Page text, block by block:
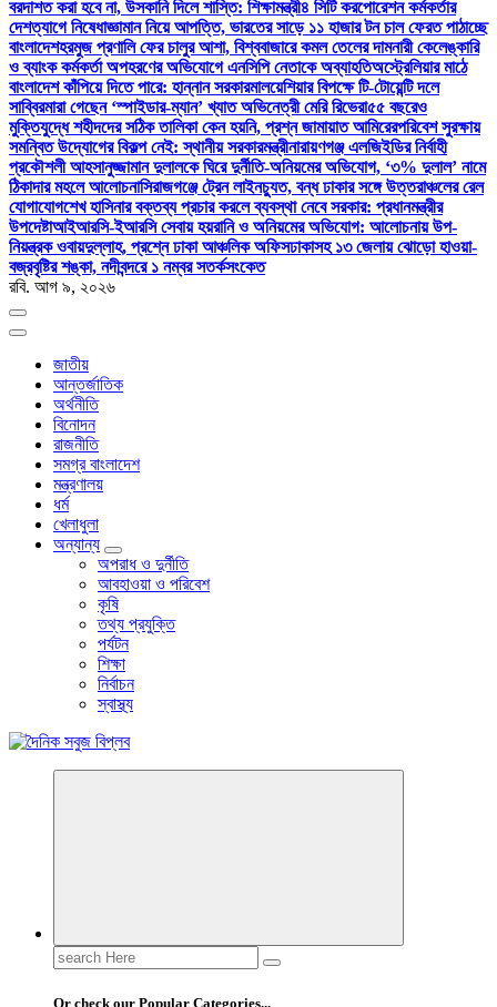
বরদাশত করা হবে না, উসকানি দিলে শাস্তি: শিক্ষামন্ত্রী৪ সিটি করপোরেশন কর্মকর্তার
দেশত্যাগে নিষেধাজ্ঞামান নিয়ে আপত্তি, ভারতের সাড়ে ১১ হাজার টন চাল ফেরত পাঠাচ্ছে
বাংলাদেশহরমুজ প্রণালি ফের চালুর আশা, বিশ্ববাজারে কমল তেলের দামনারী কেলেঙ্কারি
ও ব্যাংক কর্মকর্তা অপহরণের অভিযোগে এনসিপি নেতাকে অব্যাহতিঅস্ট্রেলিয়ার মাঠে
বাংলাদেশ কাঁপিয়ে দিতে পারে: হান্নান সরকারমালয়েশিয়ার বিপক্ষে টি-টোয়েন্টি দলে
সাব্বিরমারা গেছেন ‘স্পাইডার-ম্যান’ খ্যাত অভিনেত্রী মেরি রিভেরা৫৫ বছরেও
মুক্তিযুদ্ধে শহীদদের সঠিক তালিকা কেন হয়নি, প্রশ্ন জামায়াত আমিরেরপরিবেশ সুরক্ষায়
সমন্বিত উদ্যোগের বিকল্প নেই: স্থানীয় সরকারমন্ত্রীনারায়ণগঞ্জ এলজিইডির নির্বাহী
প্রকৌশলী আহসানুজ্জামান দুলালকে ঘিরে দুর্নীতি-অনিয়মের অভিযোগ, ‘৩% দুলাল’ নামে
ঠিকাদার মহলে আলোচনাসিরাজগঞ্জে ট্রেন লাইনচ্যুত, বন্ধ ঢাকার সঙ্গে উত্তরাঞ্চলের রেল
যোগাযোগশেখ হাসিনার বক্তব্য প্রচার করলে ব্যবস্থা নেবে সরকার: প্রধানমন্ত্রীর
উপদেষ্টাআইআরসি-ইআরসি সেবায় হয়রানি ও অনিয়মের অভিযোগ: আলোচনায় উপ-
নিয়ন্ত্রক ওবায়দুল্লাহ, প্রশ্নে ঢাকা আঞ্চলিক অফিসঢাকাসহ ১৩ জেলায় ঝোড়ো হাওয়া-
বজ্রবৃষ্টির শঙ্কা, নদীবন্দরে ১ নম্বর সতর্কসংকেত
রবি. আগ ৯, ২০২৬
জাতীয়
আন্তর্জাতিক
অর্থনীতি
বিনোদন
রাজনীতি
সমগ্র বাংলাদেশ
মন্ত্রণালয়
ধর্ম
খেলাধুলা
অন্যান্য
অপরাধ ও দুর্নীতি
আবহাওয়া ও পরিবেশ
কৃষি
তথ্য প্রযুক্তি
পর্যটন
শিক্ষা
নির্বাচন
স্বাস্থ্য
বাংলা নিউজ পেপার
Search
for:
Or check our Popular Categories...